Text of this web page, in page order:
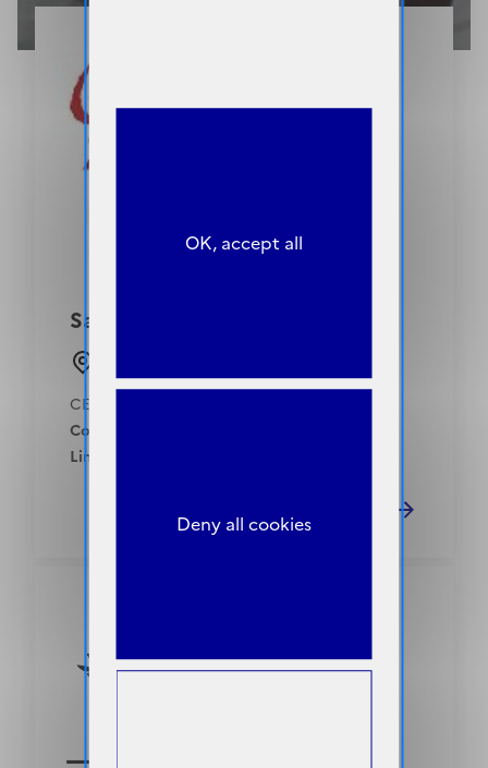
Sage-femme
CENTRE HOSPITALIER DE CHAUMONT
Concours :
Limite de candidature :
OK, accept all
Deny all cookies